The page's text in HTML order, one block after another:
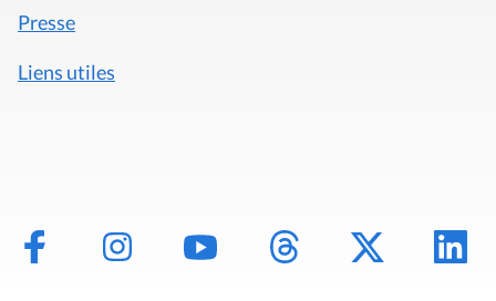
Presse
Liens utiles